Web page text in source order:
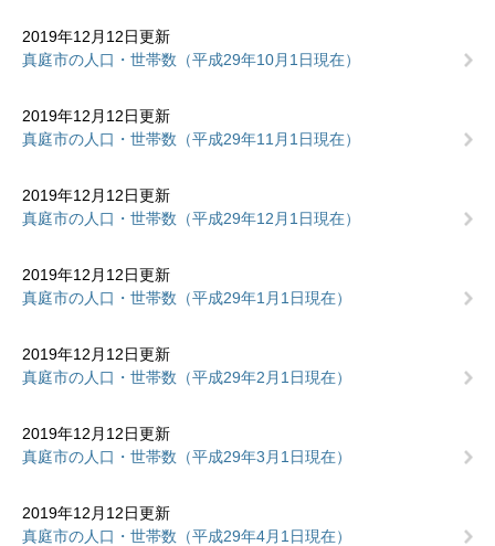
2019年12月12日更新
真庭市の人口・世帯数（平成29年10月1日現在）
2019年12月12日更新
真庭市の人口・世帯数（平成29年11月1日現在）
2019年12月12日更新
真庭市の人口・世帯数（平成29年12月1日現在）
2019年12月12日更新
真庭市の人口・世帯数（平成29年1月1日現在）
2019年12月12日更新
真庭市の人口・世帯数（平成29年2月1日現在）
2019年12月12日更新
真庭市の人口・世帯数（平成29年3月1日現在）
2019年12月12日更新
真庭市の人口・世帯数（平成29年4月1日現在）